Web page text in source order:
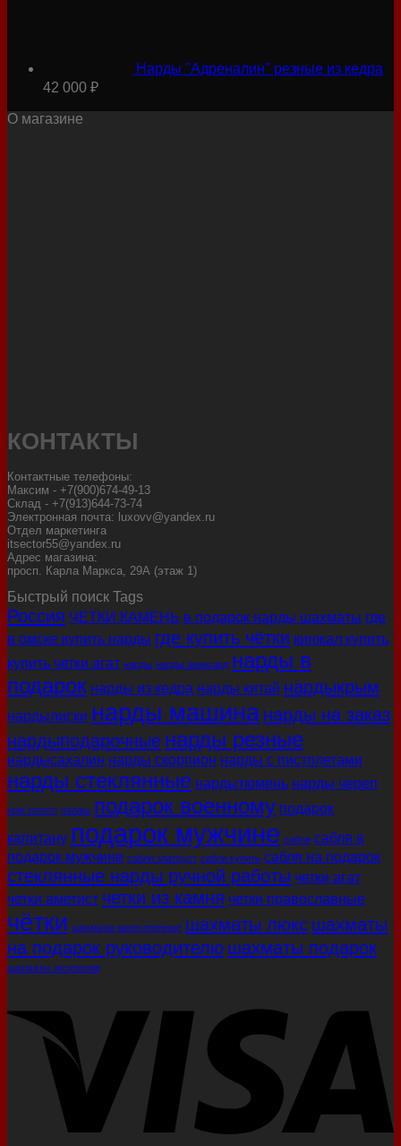
Нарды "Адреналин" резные из кедра
42 000 ₽
О магазине
КОНТАКТЫ
Контактные телефоны:
Максим - +7(900)674-49-13
Склад - +7(913)644-73-74
Электронная почта: luxovv@yandex.ru
Отдел маркетинга
itsector55@yandex.ru
Адрес магазина:
просп. Карла Маркса, 29А (этаж 1)
Быстрый поиск Tags
Россия ЧЕТКИ КАМЕНЬ в подарок нарды шахматы где
в омске купить нарды где купить чётки кинжал купить
купить четки агат нарды нарды авангард нарды в
подарок нарды из кедра нарды китай нардыкрым
нардылиски нарды машина нарды на заказ
нардыподарочные нарды резные
нардысахалин нарды скорпион нарды с пистолетами
нарды стеклянные нардытюмень нарды череп
нож золото палаш подарок военному подарок
капитану подарок мужчине сабля сабля в
подарок мужчине сабля златоуст сабля купить сабля на подарок
стеклянные нарды ручной работы четки агат
четки аметист четки из камня четки православные
чётки шахматы качественные шахматы люкс шахматы
на подарок руководителю шахматы подарок
шахматы эксклюзив